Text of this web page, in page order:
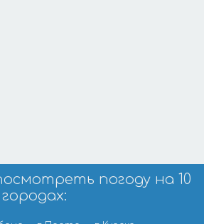
погоду на 10